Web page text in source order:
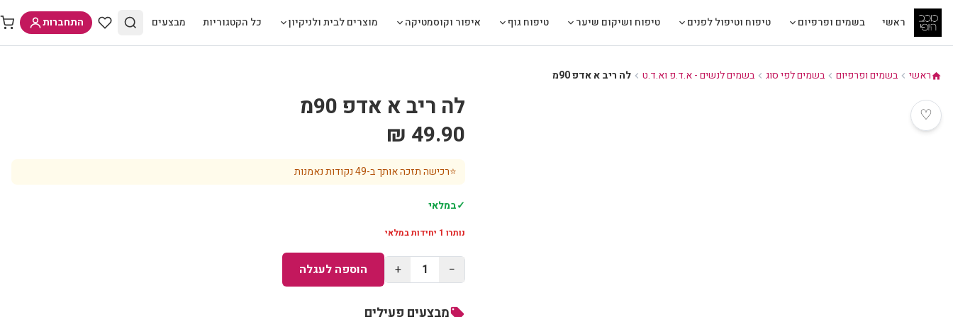
ראשי בשמים ופרפיום טיפוח וטיפול לפנים טיפוח ושיקום שיער טיפוח גוף איפור וקוסמטיקה מוצרים לבית ולניקיון כל הקטגוריות מבצעים התחברות
homeראשי chevron_left בשמים ופרפיום chevron_left בשמים לפי סוג chevron_left בשמים לנשים - א.ד.פ וא.ד.ט chevron_left לה ריב א אדפ 90מ
♡
לה ריב א אדפ 90מ
49.90 ₪
⭐רכישה תזכה אותך ב-49נקודות נאמנות
✓במלאי
נותרו 1 יחידות במלאי
−
1
+ הוספה לעגלה
local_offerמבצעים פעילים